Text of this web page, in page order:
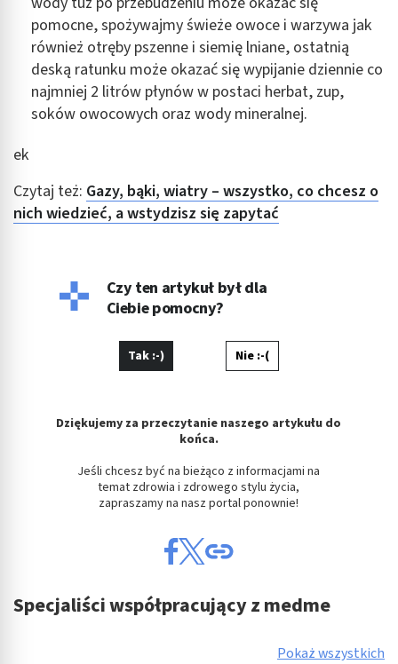
pomocne, spożywajmy świeże owoce i warzywa jak
również otręby pszenne i siemię lniane, ostatnią
deską ratunku może okazać się wypijanie dziennie co
najmniej 2 litrów płynów w postaci herbat, zup,
soków owocowych oraz wody mineralnej.
ek
Czytaj też: Gazy, bąki, wiatry – wszystko, co chcesz o
nich wiedzieć, a wstydzisz się zapytać
Czy ten artykuł był dla
Ciebie pomocny?
Tak :-) Nie :-(
Dziękujemy za przeczytanie naszego artykułu do
końca.
Jeśli chcesz być na bieżąco z informacjami na
temat zdrowia i zdrowego stylu życia,
zapraszamy na nasz portal ponownie!
Specjaliści współpracujący z medme
Pokaż wszystkich